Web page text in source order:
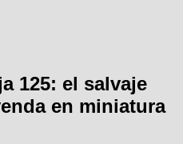
125: el salvaje
en miniatura